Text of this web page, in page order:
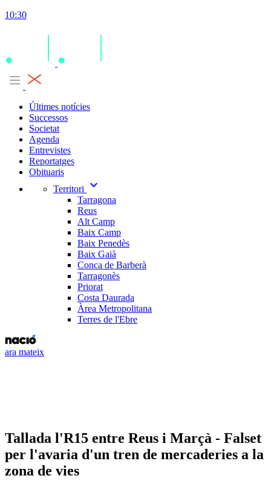
10:30
Últimes notícies
Successos
Societat
Agenda
Entrevistes
Reportatges
Obituaris
Territori
expand_more
Tarragona
Reus
Alt Camp
Baix Camp
Baix Penedès
Baix Gaià
Conca de Barberà
Tarragonès
Priorat
Costa Daurada
Àrea Metropolitana
Terres de l'Ebre
ara mateix
Tallada l'R15 entre Reus i Marçà - Falset
per l'avaria d'un tren de mercaderies a la
zona de vies